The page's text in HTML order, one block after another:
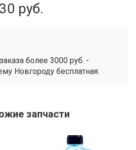
руб.
более 3000 руб. -
Новгороду бесплатная.
запчасти